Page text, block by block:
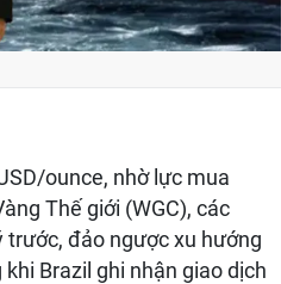
ounce, nhờ lực mua
Thế giới (WGC), các
trước, đảo ngược xu hướng
Brazil ghi nhận giao dịch